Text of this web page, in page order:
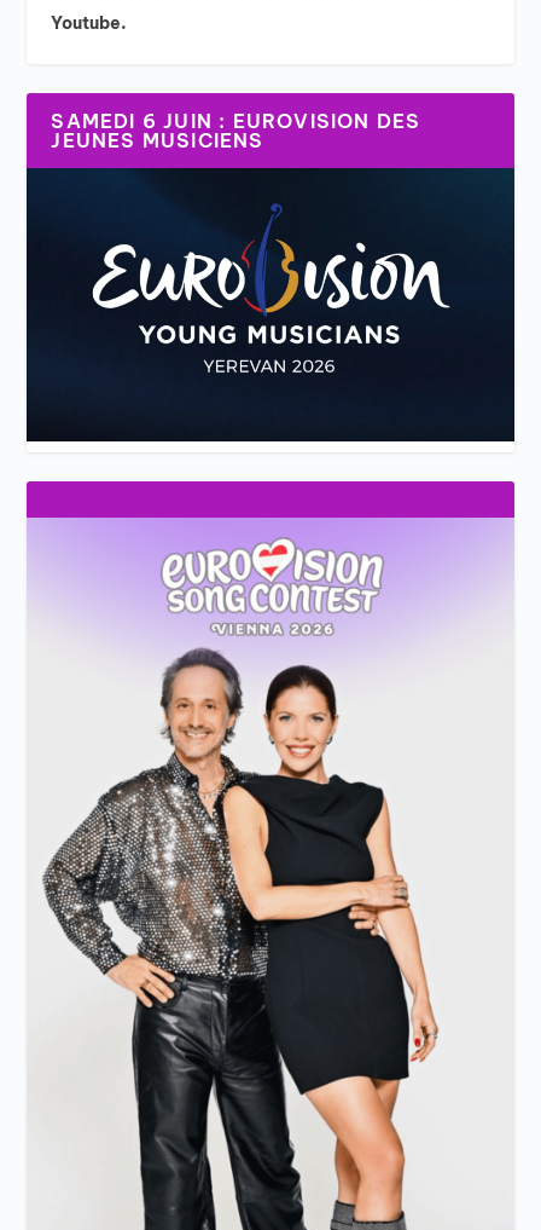
Youtube.
SAMEDI 6 JUIN : EUROVISION DES
JEUNES MUSICIENS